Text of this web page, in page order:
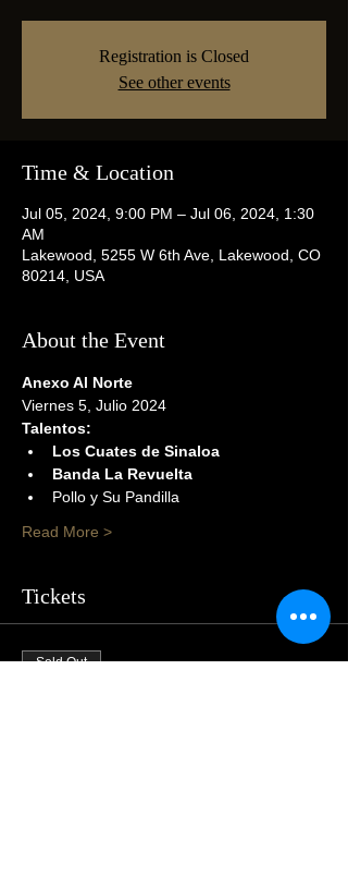
Registration is Closed
See other events
Time & Location
Jul 05, 2024, 9:00 PM – Jul 06, 2024, 1:30
AM
Lakewood, 5255 W 6th Ave, Lakewood, CO
80214, USA
About the Event
Anexo Al Norte
Viernes 5, Julio 2024
Talentos:
Los Cuates de Sinaloa
Banda La Revuelta
Pollo y Su Pandilla
Read More >
Tickets
Sold Out